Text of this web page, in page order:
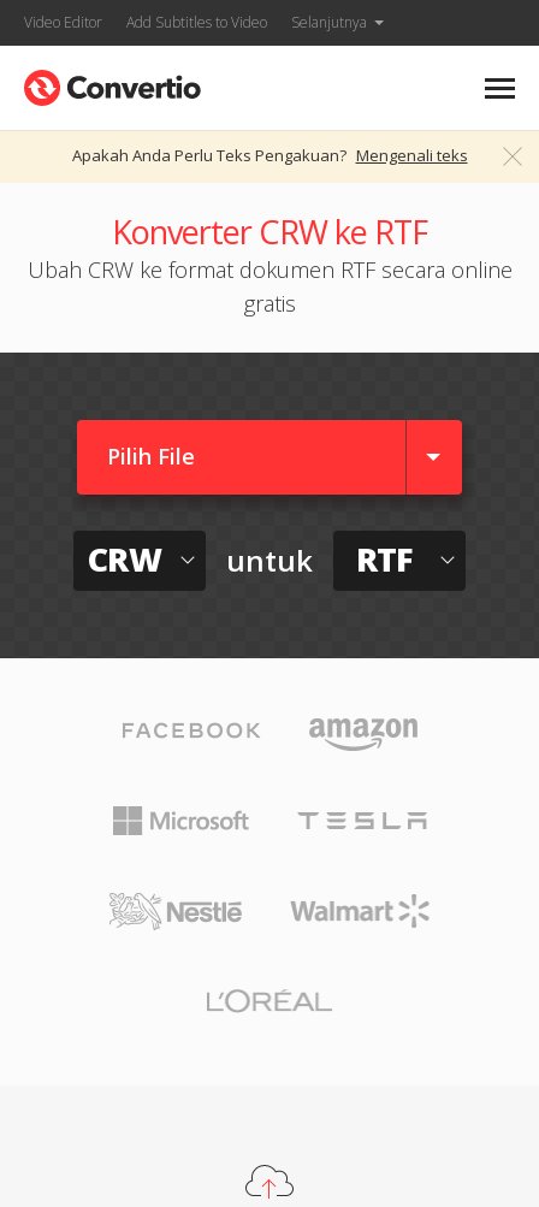
Video Editor Add Subtitles to Video Selanjutnya
Apakah Anda Perlu Teks Pengakuan? Mengenali teks
Konverter CRW ke RTF
Ubah CRW ke format dokumen RTF secara online
gratis
Pilih File
CRW untuk RTF